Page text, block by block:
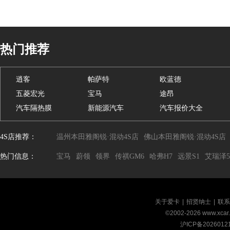
热门推荐
逍客 帕萨特
欧蓝德
五菱宏光
宝马
途昂
汽车隔热膜
新能源汽车 汽车报价大全
4S店推荐： 温州本田雅阁锐·混动4S店 佛山本田雅阁锐·混动4S店
热门信息： 宝马 蔚领 领界 传祺GM6 哈弗H7 远景S1 艾瑞泽5
关于爱卡 招贤纳士
联
©2002-2026
沪ICP备